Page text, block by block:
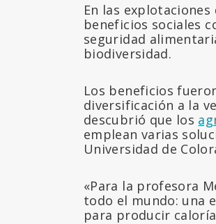
En las
beneficios sociales
seguridad
biodiversidad.
Los beneficios
diversificación a la
descubrió que los
emplean varias
Universidad de
«Para la profesora
todo el mundo: una
para producir